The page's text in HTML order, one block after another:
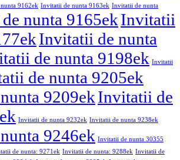
9162ek Invitatii de nunta 9163ek Invitatii de nunta
nunta 9165ekInvitatii
Invitatii de nunta
de nunta 9198ek Invitatii
de nunta 9205ek
9209ekInvitatii de
Invitatii de nunta 9232ek Invitatii de nunta 9238ek
9246ek Invitatii de nunta 30355
de nunta: 9271ek Invitatii de nunta: 9288ek Invitatii de